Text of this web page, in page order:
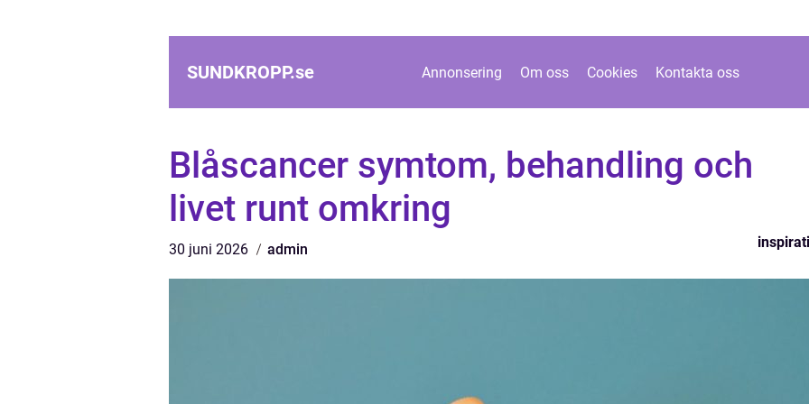
SUNDKROPP.se Annonsering Om oss Cookies Kontakta oss
Blåscancer symtom, behandling och
livet runt omkring
30 juni 2026 admin